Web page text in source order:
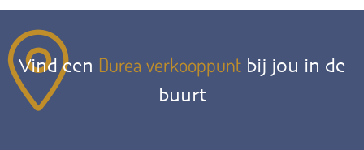
Vind een Durea verkooppunt bij jou in de
buurt